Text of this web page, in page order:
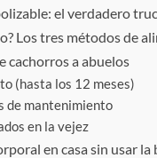
el verdadero
Los tres métodos de
cachorros a abuelos
(hasta los 12 meses)
de mantenimiento
en la vejez
en casa sin usar la